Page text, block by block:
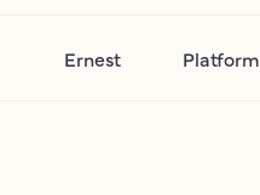
Ernest Platform